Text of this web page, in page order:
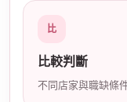
比
比較判斷
不同店家與職缺條